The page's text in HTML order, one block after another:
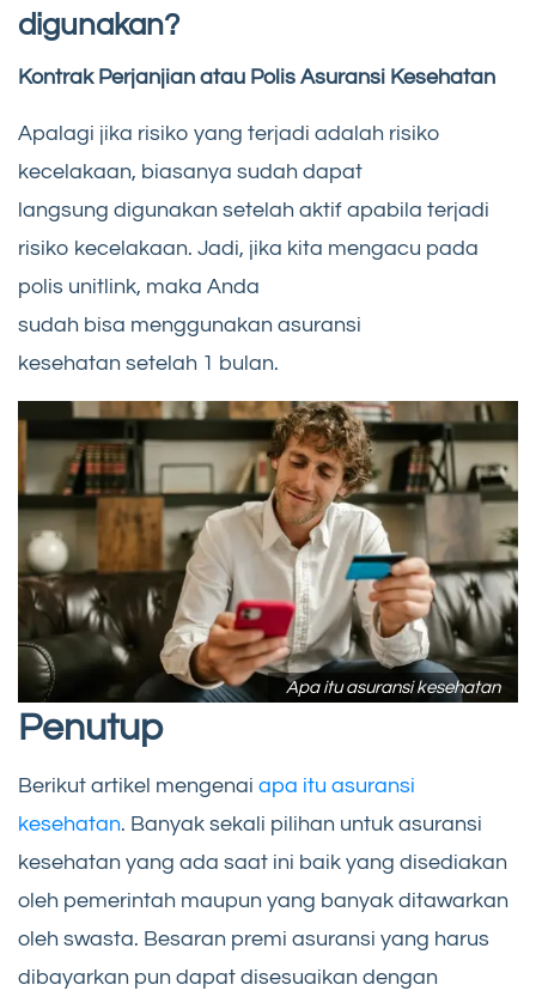
digunakan?
Kontrak Perjanjian atau Polis Asuransi Kesehatan
Apalagi jika risiko yang terjadi adalah risiko
kecelakaan, biasanya sudah dapat
langsung digunakan setelah aktif apabila terjadi
risiko kecelakaan. Jadi, jika kita mengacu pada
polis unitlink, maka Anda
sudah bisa menggunakan asuransi
kesehatan setelah 1 bulan.
Apa itu asuransi kesehatan
Penutup
Berikut artikel mengenai apa itu asuransi
kesehatan. Banyak sekali pilihan untuk asuransi
kesehatan yang ada saat ini baik yang disediakan
oleh pemerintah maupun yang banyak ditawarkan
oleh swasta. Besaran premi asuransi yang harus
dibayarkan pun dapat disesuaikan dengan